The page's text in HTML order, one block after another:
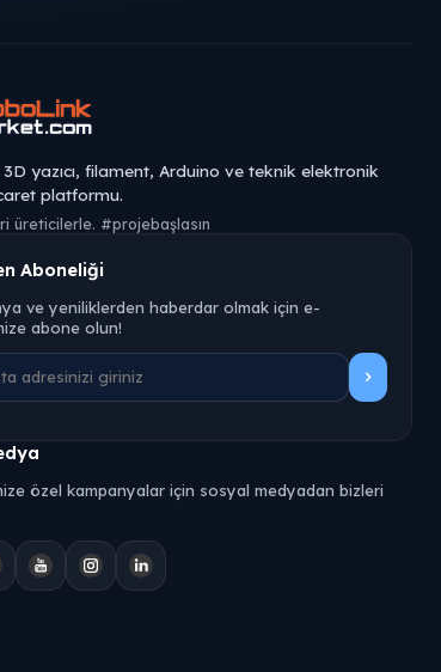
3D yazıcı, filament, Arduino ve teknik elektronik
platformu.
üreticilerle. #projebaşlasın
Aboneliği
ve yeniliklerden haberdar olmak için e-
abone olun!
özel kampanyalar için sosyal medyadan bizleri